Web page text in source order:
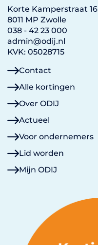
Korte Kamperstraat 16
8011 MP Zwolle
038 - 42 23 000
admin@odij.nl
KVK: 05028715
Contact
Alle kortingen
Over ODIJ
Actueel
Voor ondernemers
Lid worden
Mijn ODIJ